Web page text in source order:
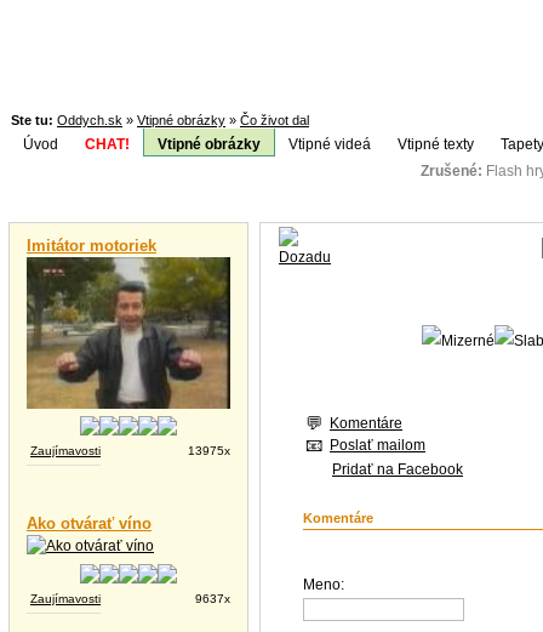
Ste tu: Oddych.sk » Vtipné obrázky » Čo život dal
Úvod CHAT! Vtipné obrázky Vtipné videá Vtipné texty
Zrušené: Flash
Imitátor motoriek
Zaujímavosti 13975x
Ako otvárať víno
Zaujímavosti 9637x
Komentáre
Poslať mailom
Pridať na Facebook
Komentáre
Meno: